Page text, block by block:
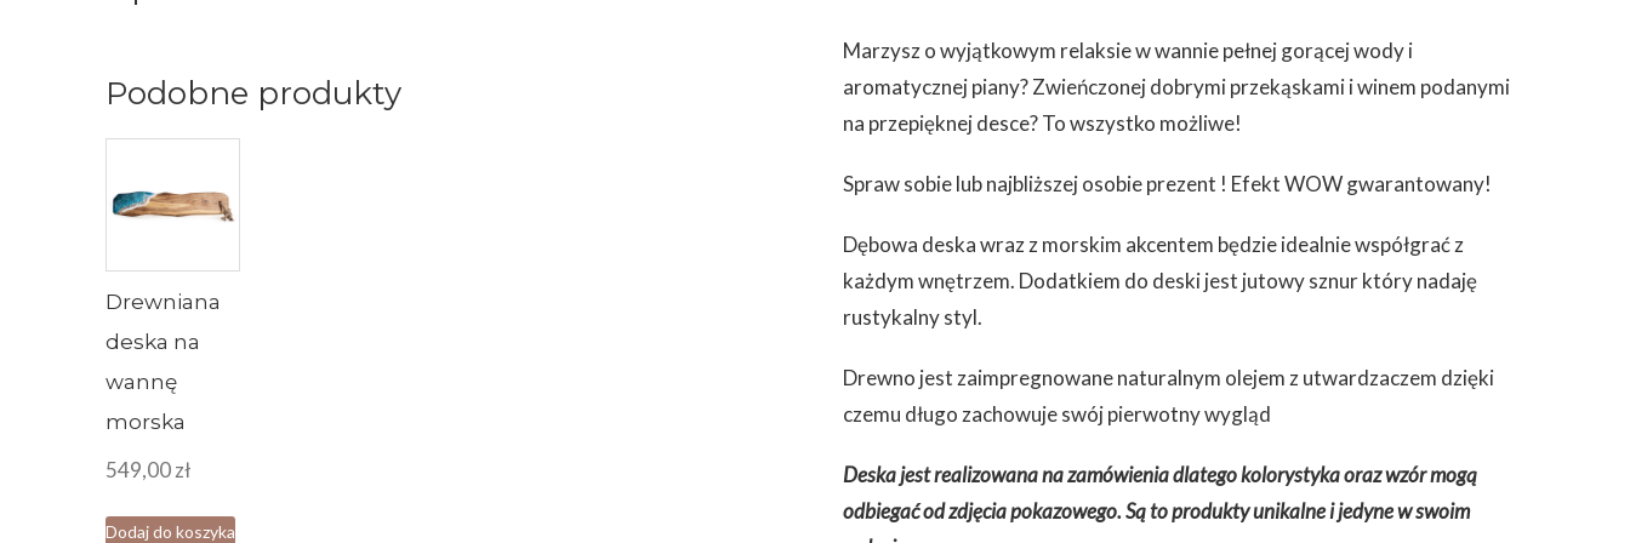
Marzysz o wyjątkowym relaksie w wannie pełnej gorącej wody i
aromatycznej piany? Zwieńczonej dobrymi przekąskami i winem podanymi
na przepięknej desce? To wszystko możliwe!
Spraw sobie lub najbliższej osobie prezent ! Efekt WOW gwarantowany!
Dębowa deska wraz z morskim akcentem będzie idealnie współgrać z
każdym wnętrzem. Dodatkiem do deski jest jutowy sznur który nadaję
rustykalny styl.
Drewno jest zaimpregnowane naturalnym olejem z utwardzaczem dzięki
czemu długo zachowuje swój pierwotny wygląd
Deska jest realizowana na zamówienia dlatego kolorystyka oraz wzór mogą
odbiegać od zdjęcia pokazowego. Są to produkty unikalne i jedyne w swoim
Podobne produkty
Drewniana
deska na
wannę
morska
549,00zł
Dodaj do koszyka